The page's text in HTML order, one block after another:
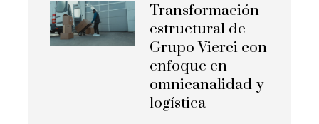
Transformación
estructural de
Grupo Vierci con
enfoque en
omnicanalidad y
logística